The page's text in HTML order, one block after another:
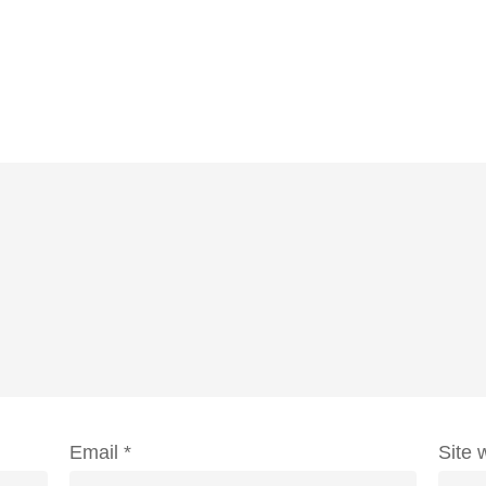
Email * Site